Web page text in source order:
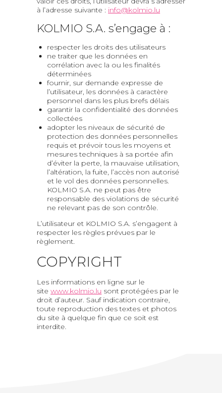
à l’adresse suivante : info@kolmio.lu
KOLMIO S.A. s’engage à :
respecter les droits des utilisateurs
ne traiter que les données en
corrélation avec la ou les finalités
déterminées
fournir, sur demande expresse de
l’utilisateur, les données à caractère
personnel dans les plus brefs délais
garantir la confidentialité des données
collectées
adopter les niveaux de sécurité de
protection des données personnelles
requis et prévoir tous les moyens et
mesures techniques à sa portée afin
d’éviter la perte, la mauvaise utilisation,
l’altération, la fuite, l’accès non autorisé
et le vol des données personnelles.
KOLMIO S.A. ne peut pas être
responsable des violations de sécurité
ne relevant pas de son contrôle.
L’utilisateur et KOLMIO S.A. s’engagent à
respecter les règles prévues par le
règlement.
COPYRIGHT
Les informations en ligne sur le
site www.kolmio.lu sont protégées par le
droit d’auteur. Sauf indication contraire,
toute reproduction des textes et photos
du site à quelque fin que ce soit est
interdite.